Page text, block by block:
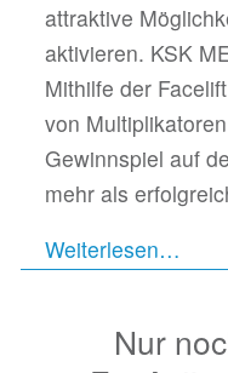
attraktive
aktivieren. KSK
Mithilfe der
von
Gewinnspiel auf
mehr als
Weiterlesen…
Nur